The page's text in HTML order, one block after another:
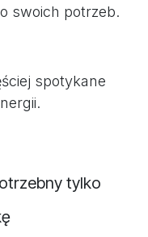
swoich potrzeb.
spotykane
tylko